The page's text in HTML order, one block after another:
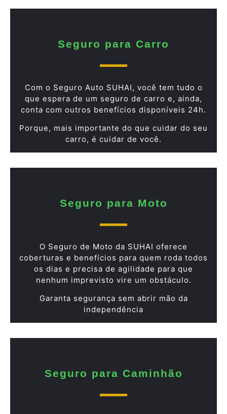
Seguro para Carro
Com o Seguro Auto SUHAI, você tem tudo o
que espera de um seguro de carro e, ainda,
conta com outros benefícios disponíveis 24h.
Porque, mais importante do que cuidar do seu
carro, é cuidar de você.
Seguro para Moto
O Seguro de Moto da SUHAI oferece
coberturas e benefícios para quem roda todos
os dias e precisa de agilidade para que
nenhum imprevisto vire um obstáculo.
Garanta segurança sem abrir mão da
independência
Seguro para Caminhão